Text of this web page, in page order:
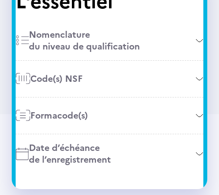
Nomenclature
du niveau de qualification
Code(s) NSF
Formacode(s)
Date d’échéance
de l’enregistrement